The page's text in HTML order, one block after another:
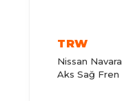
TRW
Nissan
Aks Sağ